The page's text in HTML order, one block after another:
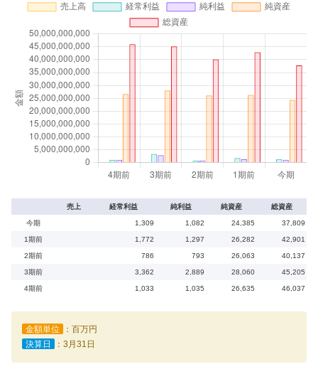
売上 経常利益 純利益 純資産 総資産
今期 1,309 1,082 24,385 37,809
1期前 1,772 1,297 26,282 42,901
2期前 786 793 26,063 40,137
3期前 3,362 2,889 28,060 45,205
4期前 1,033 1,035 26,635 46,037
金額単位
：百万円
決算日
：3月31日